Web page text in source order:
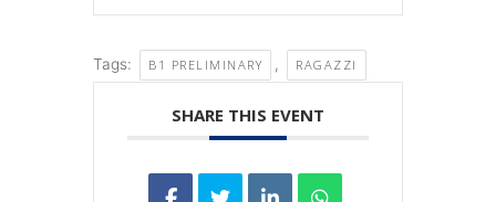
Tags: B1 PRELIMINARY , RAGAZZI
SHARE THIS EVENT